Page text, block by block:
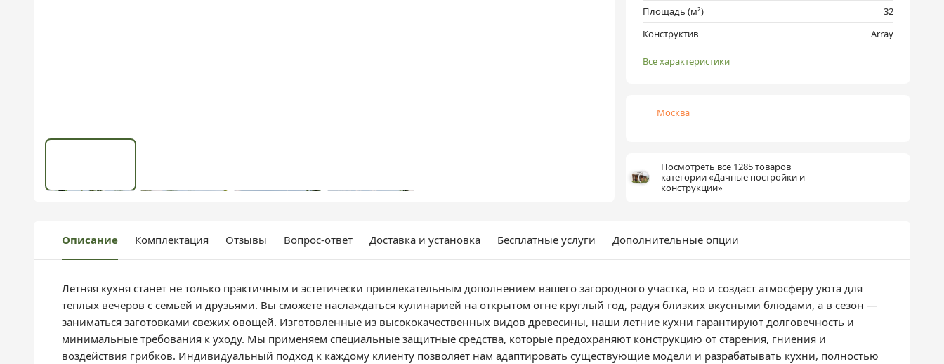
Площадь (м²)
32
Конструктив
Array
Все характеристики
Москва
Посмотреть все 1285 товаров
категории «Дачные постройки и
конструкции»
Описание Комплектация Отзывы Вопрос-ответ Доставка и установка Бесплатные услуги Дополнительные опции
Летняя кухня станет не только практичным и эстетически привлекательным дополнением вашего загородного участка, но и создаст атмосферу уюта для
теплых вечеров с семьей и друзьями. Вы сможете наслаждаться кулинарией на открытом огне круглый год, радуя близких вкусными блюдами, а в сезон —
заниматься заготовками свежих овощей. Изготовленные из высококачественных видов древесины, наши летние кухни гарантируют долговечность и
минимальные требования к уходу. Мы применяем специальные защитные средства, которые предохраняют конструкцию от старения, гниения и
воздействия грибков. Индивидуальный подход к каждому клиенту позволяет нам адаптировать существующие модели и разрабатывать кухни, полностью